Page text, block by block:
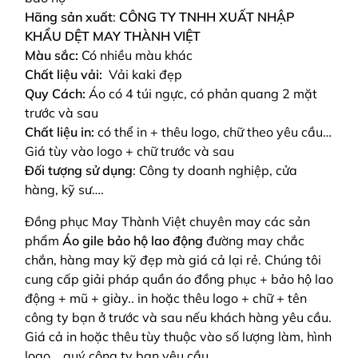
Hãng sản xuất: CÔNG TY TNHH XUẤT NHẬP
KHẨU DỆT MAY THÀNH VIỆT
Màu sắc: Có nhiều màu khác
Chất liệu vải: Vải kaki đẹp
Quy Cách: Áo có 4 túi ngực, có phản quang 2 mặt
trước và sau
Chất liệu in: có thể in + thêu logo, chữ theo yêu cầu…
Giá tùy vào logo + chữ trước và sau
Đối tượng sử dụng: Công ty doanh nghiệp, cửa
hàng, kỹ sư….
Đồng phục May Thành Việt chuyên may các sản
phẩm Áo gile bảo hộ lao động đường may chắc
chắn, hàng may kỹ đẹp mà giá cả lại rẻ. Chúng tôi
cung cấp giải pháp quần áo đồng phục + bảo hộ lao
động + mũ + giày.. in hoặc thêu logo + chữ + tên
công ty bạn ở trước và sau nếu khách hàng yêu cầu.
Giá cả in hoặc thêu tùy thuộc vào số lượng làm, hình